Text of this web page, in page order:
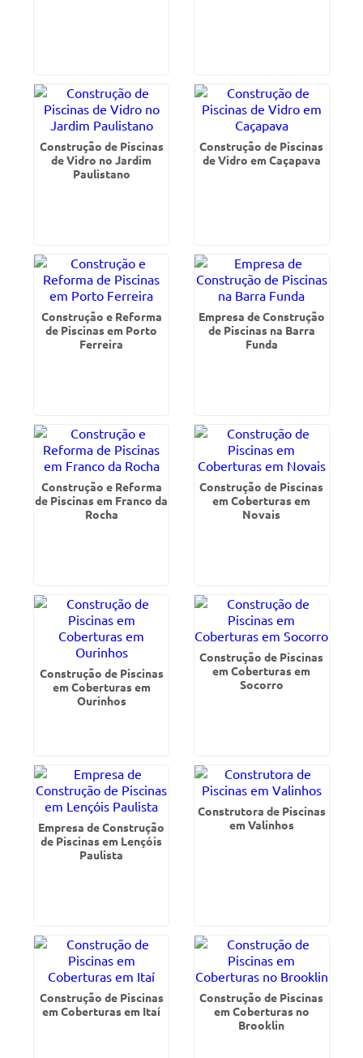
Construção de Piscinas
de Vidro no Jardim
Paulistano
Construção de Piscinas
de Vidro em Caçapava
Construção e Reforma
de Piscinas em Porto
Ferreira
Empresa de Construção
de Piscinas na Barra
Funda
Construção e Reforma
de Piscinas em Franco da
Rocha
Construção de Piscinas
em Coberturas em
Novais
Construção de Piscinas
em Coberturas em
Ourinhos
Construção de Piscinas
em Coberturas em
Socorro
Empresa de Construção
de Piscinas em Lençóis
Paulista
Construtora de Piscinas
em Valinhos
Construção de Piscinas
em Coberturas em Itaí
Construção de Piscinas
em Coberturas no
Brooklin